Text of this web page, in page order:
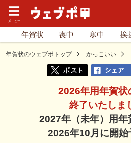
年賀状 喪中 寒中 挨
年賀状のウェブポトップ かっこいい
2026年用年賀状
終了いたしま
2027年（未年）用年
2026年10月に開始